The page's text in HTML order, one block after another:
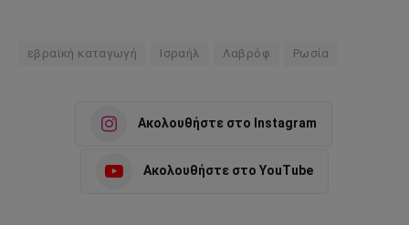
εβραϊκή καταγωγή Ισραήλ Λαβρόφ Ρωσία
Ακολουθήστε στο Instagram
Ακολουθήστε στο YouTube